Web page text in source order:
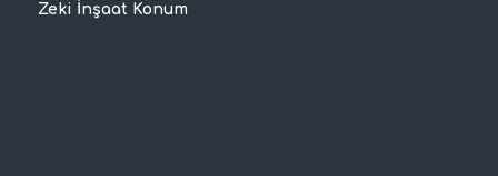
Zeki İnşaat Konum